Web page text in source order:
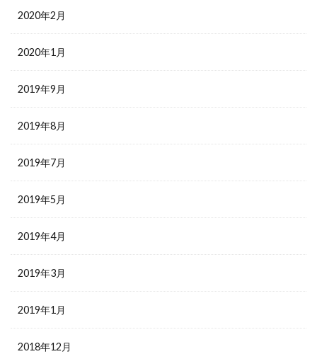
2020年2月
2020年1月
2019年9月
2019年8月
2019年7月
2019年5月
2019年4月
2019年3月
2019年1月
2018年12月